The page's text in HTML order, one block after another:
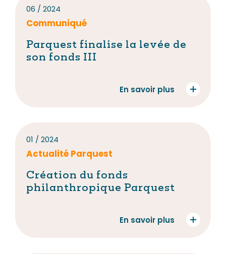
06 / 2024
Communiqué
Parquest finalise la levée de
son fonds III
En savoir plus
01 / 2024
Actualité Parquest
Création du fonds
philanthropique Parquest
En savoir plus